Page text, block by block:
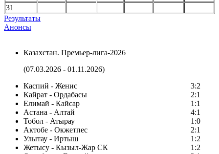
31
Результаты
Анонсы
Казахстан. Премьер-лига-2026
(07.03.2026 - 01.11.2026)
Каспий - Женис
3:2
Кайрат - Ордабасы
2:1
Елимай - Кайсар
1:1
Астана - Алтай
4:1
Тобол - Атырау
1:0
Актобе - Окжетпес
2:1
Улытау - Иртыш
1:2
Жетысу - Кызыл-Жар СК
1:2